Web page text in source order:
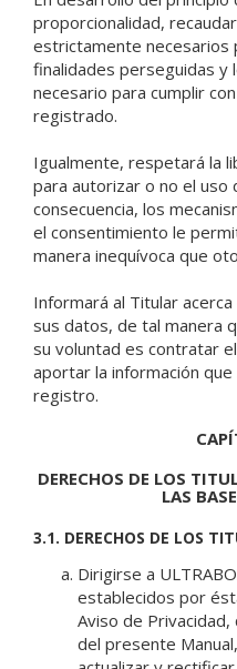
proporcionalidad,
estrictamente necesarios
finalidades perseguidas y
necesario para cumplir
registrado.
Igualmente, respetará la
para autorizar o no el uso
consecuencia, los
el consentimiento le
manera inequívoca que
Informará al Titular
sus datos, de tal manera
su voluntad es contratar
aportar la información
registro.
DERECHOS DE LOS
LAS
3.1. DERECHOS DE LOS
Dirigirse a
establecidos por
Aviso de
del presente